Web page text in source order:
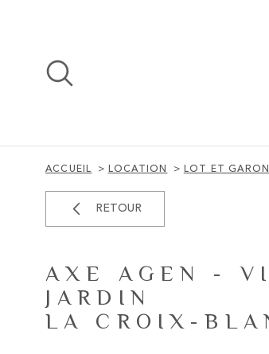
recherche
principal
ACCUEIL LOCATION LOT ET
RETOUR
AXE AGEN -
JARDIN
LA CROIX-